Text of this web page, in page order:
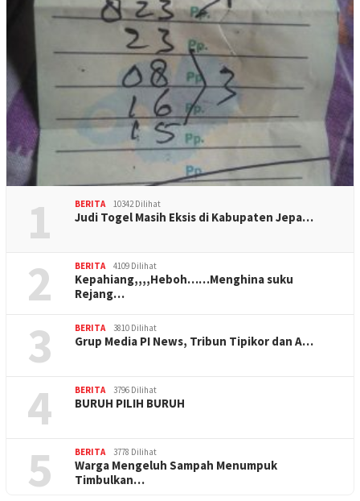
1 BERITA 10342 Dilihat
Judi Togel Masih Eksis di Kabupaten Jepa…
2 BERITA 4109 Dilihat
Kepahiang,,,,Heboh……Menghina suku
Rejang…
3 BERITA 3810 Dilihat
Grup Media PI News, Tribun Tipikor dan A…
4 BERITA 3796 Dilihat
BURUH PILIH BURUH
5 BERITA 3778 Dilihat
Warga Mengeluh Sampah Menumpuk
Timbulkan…